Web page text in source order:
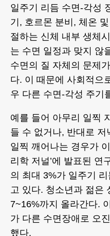
일주기 리듬 수면-각성
기, 호르몬 분비, 체온
절하는 신체 내부 생체
는 수면 일정과 맞지 않
수면의 질 자체의 문제
다. 이 때문에 사회적으
우 다른 수면-각성 주기
예를 들어 아무리 일찍
들 수 없거나, 반대로
일찍 깨어나는 경우가
리학 저널’에 발표된 연
의 최대 3%가 일주기
고 있다. 청소년과 젊은
7~16%까지 올라간다.
가 다른 수면장애로 오
했다.